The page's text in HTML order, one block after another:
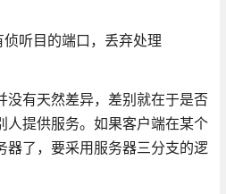
听目的端口，丢弃处理
没有天然差异，差别就在于是否
人提供服务。如果客户端在某个
器了，要采用服务器三分支的逻